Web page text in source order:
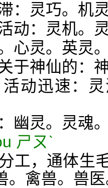
：灵巧。机
动：灵机。
心灵。英灵
于神仙的：
动迅速：
幽灵。灵魂
ㄕㄡˋ
工，通体生
。禽兽。兽